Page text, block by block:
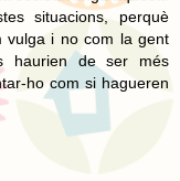
situacions, perquè
vulga i no com la gent
haurien de ser més
ho com si hagueren